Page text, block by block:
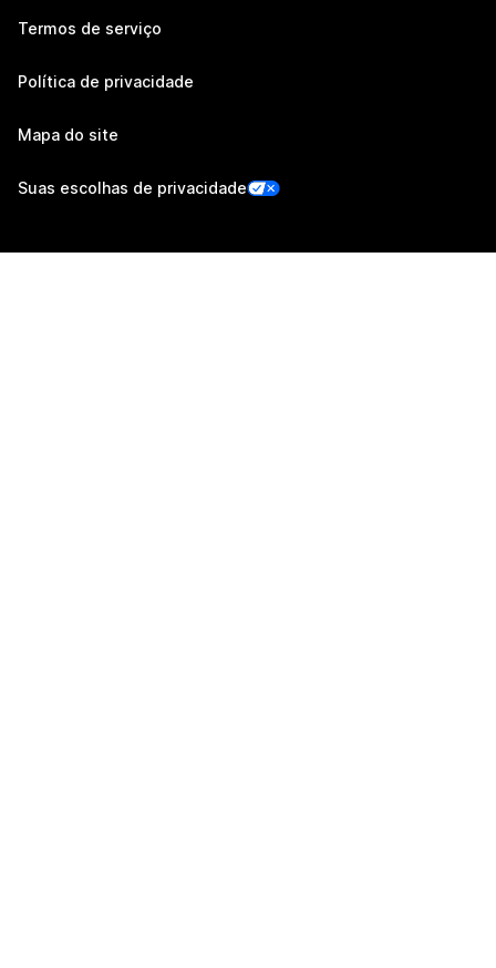
Termos de serviço
Política de privacidade
Mapa do site
Suas escolhas de privacidade